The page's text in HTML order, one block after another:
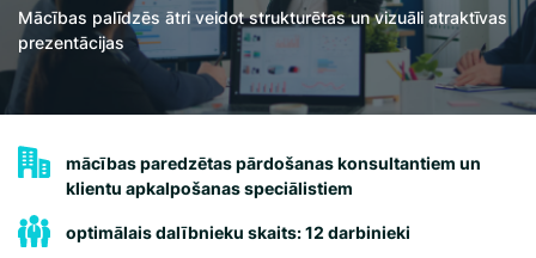
Mācības palīdzēs ātri veidot strukturētas un vizuāli atraktīvas
prezentācijas
mācības paredzētas pārdošanas konsultantiem un
klientu apkalpošanas speciālistiem
optimālais dalībnieku skaits: 12 darbinieki